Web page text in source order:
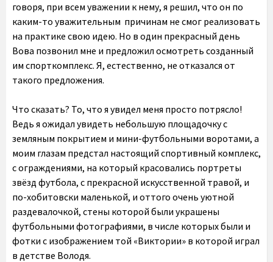
говоря, при всем уважении к нему, я решил, что он по
каким-то уважительным причинам не смог реализовать
на практике свою идею. Но в один прекрасный день
Вова позвонил мне и предложил осмотреть созданный
им спорткомплекс. Я, естественно, не отказался от
такого предложения.
Что сказать? То, что я увидел меня просто потрясло!
Ведь я ожидал увидеть небольшую площадочку с
земляным покрытием и мини-футбольными воротами, а
моим глазам предстал настоящий спортивный комплекс,
с ограждениями, на который красовались портреты
звёзд футбола, с прекрасной искусственной травой, и
по-хобитовски маленькой, и оттого очень уютной
раздевалочкой, стены которой были украшены
футбольными фотографиями, в числе которых были и
фотки с изображением той «Виктории» в которой играл
в детстве Володя.